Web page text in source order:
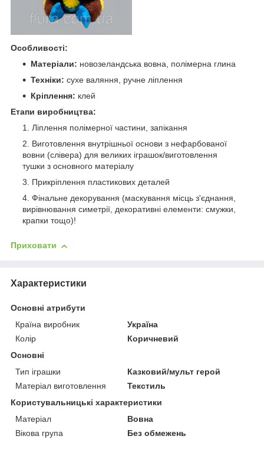
Особливості:
Матеріали: новозеландська вовна, полімерна глина
Техніки: сухе валяння, ручне ліплення
Кріплення: клей
Етапи виробництва:
Ліплення полімерної частини, запікання
Виготовлення внутрішньої основи з нефарбованої
вовни (слівера) для великих іграшок/виготовлення
тушки з основного матеріалу
Прикріплення пластикових деталей
Фінальне декорування (маскування місць з'єднання,
вирівнювання симетрії, декоративні елементи: смужки,
крапки тощо)!
Приховати
Характеристики
Основні атрибути
Країна виробник
Україна
Колір
Коричневий
Основні
Тип іграшки
Казковий/мульт герой
Матеріал виготовлення
Текстиль
Користувальницькі характеристики
Матеріал
Вовна
Вікова група
Без обмежень